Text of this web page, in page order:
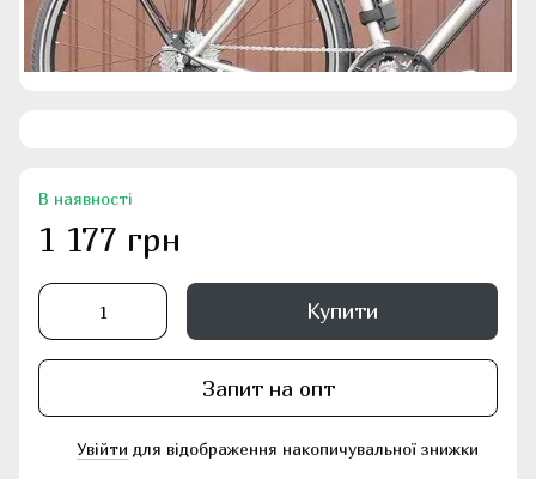
В наявності
1 177 грн
Купити
Запит на опт
Увійти для відображення накопичувальної знижки